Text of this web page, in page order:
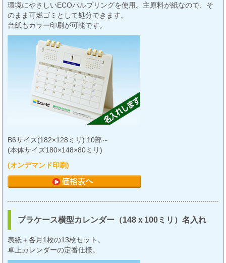
環境にやさしいECOパルプリングを使用。主原料が紙なので、そ
のまま可燃ゴミとして処分できます。
台紙もカラー印刷が可能です。
B6サイズ(182×128ミリ) 10部～
(本体サイズ180×148×80ミリ)
(オンデマンド印刷)
プラケース横型カレンダー（148ｘ100ミリ）名入れ
表紙＋各月1枚の13枚セット。
卓上カレンダーの定番仕様。